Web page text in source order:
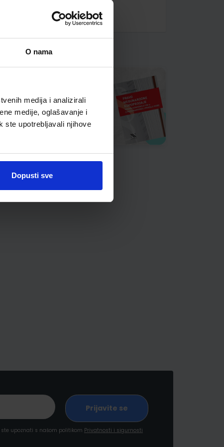
O nama
medija i analizirali
medije, oglašavanje i
ste upotrebljavali njihove
Dopusti sve
upoznati s našom politikom Privatnosti i sigurnosti